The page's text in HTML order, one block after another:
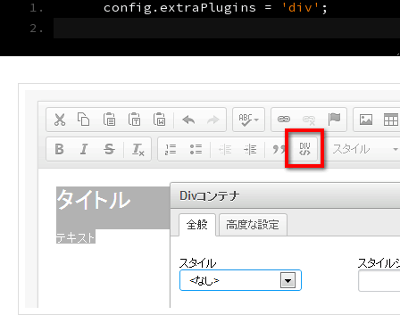
    config
. extraPlugins = 'div' ;